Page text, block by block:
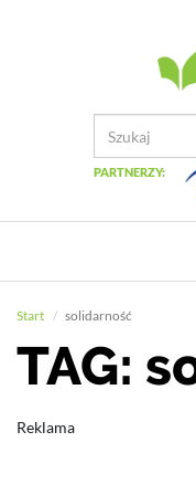
PARTNERZY:
Start solidarność
TAG:
Reklama